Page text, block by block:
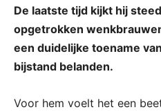
De laatste tijd kijkt hij
opgetrokken
een duidelijke toename
bijstand belanden.
Voor hem voelt het een